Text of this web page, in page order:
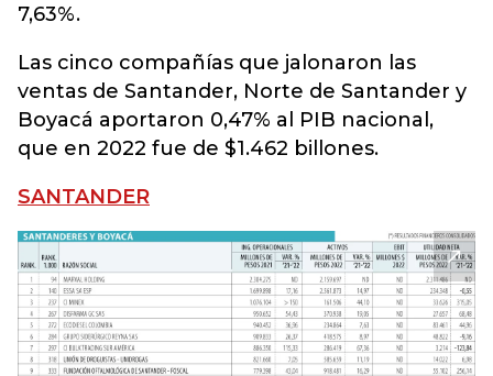
7,63%.
Las cinco compañías que jalonaron las
ventas de Santander, Norte de Santander y
Boyacá aportaron 0,47% al PIB nacional,
que en 2022 fue de $1.462 billones.
SANTANDER